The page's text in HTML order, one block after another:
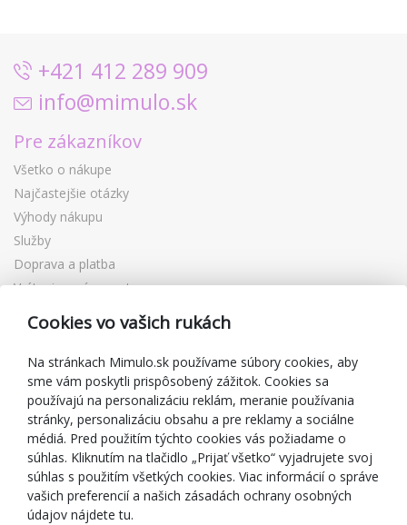
+421 412 289 909
info@mimulo.sk
Pre zákazníkov
Všetko o nákupe
Najčastejšie otázky
Výhody nákupu
Služby
Doprava a platba
Vrátenie a výmena tovaru
Reklamácia
Zľavové kupóny
Blog
O predajcovi
Mimulo.sk
Obchodné podmienky
Ochrana osobných údajov GDPR
Kontakty
Cookies vo vašich rukách
Na stránkach Mimulo.sk používame súbory cookies, aby
sme vám poskytli prispôsobený zážitok. Cookies sa
používajú na personalizáciu reklám, meranie používania
stránky, personalizáciu obsahu a pre reklamy a sociálne
médiá. Pred použitím týchto cookies vás požiadame o
súhlas. Kliknutím na tlačidlo „Prijať všetko“ vyjadrujete svoj
súhlas s použitím všetkých cookies. Viac informácií o správe
vašich preferencií a našich zásadách ochrany osobných
údajov nájdete tu.